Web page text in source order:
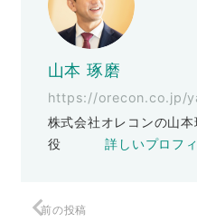
山本 琢磨
https://orecon.co.jp/
株式会社オレコンの山
役詳しいプロフ
前の投稿